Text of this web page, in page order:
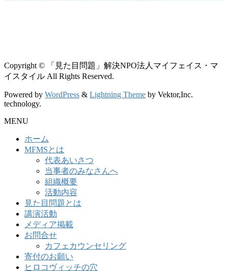
Copyright © 「見た目問題」解決NPO法人マイフェイス・マ
イスタイル All Rights Reserved.
Powered by WordPress & Lightning Theme by Vektor,Inc.
technology.
MENU
ホーム
MFMSとは
代表あいさつ
当事者のみなさんへ
組織概要
活動内容
見た目問題とは
講演活動
メディア掲載
お問合せ
カフェカウンセリング
寄付のお願い
ヒロコヴィッチの穴